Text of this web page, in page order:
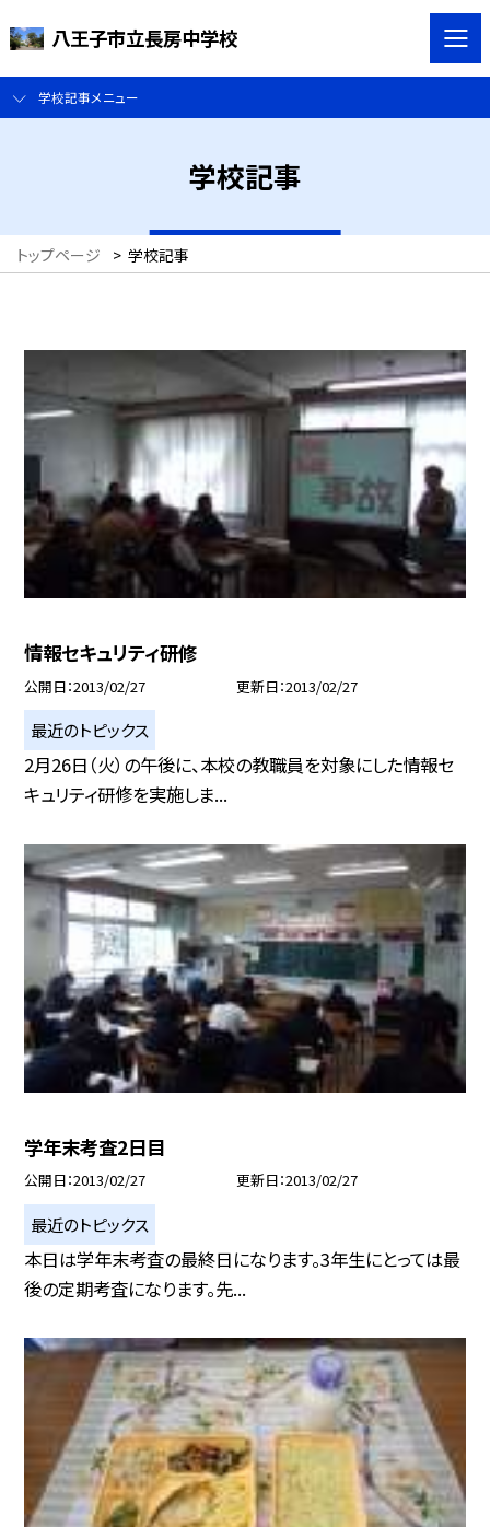
八王子市立長房中学校
学校記事メニュー
学校記事
トップページ > 学校記事
情報セキュリティ研修
公開日 2013/02/27 更新日 2013/02/27
最近のトピックス
2月26日（火）の午後に、本校の教職員を対象にした情報セ
キュリティ研修を実施しま...
学年末考査2日目
公開日 2013/02/27 更新日 2013/02/27
最近のトピックス
本日は学年末考査の最終日になります。3年生にとっては最
後の定期考査になります。先...